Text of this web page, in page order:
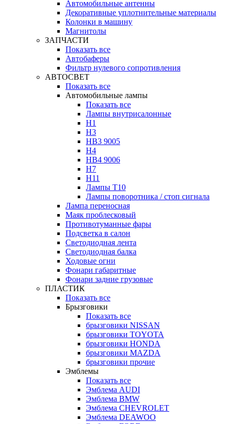
Автомобильные антенны
Декоративные уплотнительные материалы
Колонки в машину
Магнитолы
ЗАПЧАСТИ
Показать все
Автобаферы
Фильтр нулевого сопротивления
АВТОСВЕТ
Показать все
Автомобильные лампы
Показать все
Лампы внутрисалонные
H1
H3
HB3 9005
H4
HB4 9006
H7
H11
Лампы Т10
Лампы поворотника / стоп сигнала
Лампа переносная
Маяк проблесковый
Противотуманные фары
Подсветка в салон
Светодиодная лента
Светодиодная балка
Ходовые огни
Фонари габаритные
Фонари задние грузовые
ПЛАСТИК
Показать все
Брызговики
Показать все
брызговики NISSAN
брызговики TOYOTA
брызговики HONDA
брызговики MAZDA
брызговики прочие
Эмблемы
Показать все
Эмблема AUDI
Эмблема BMW
Эмблема CHEVROLET
Эмблема DEAWOO